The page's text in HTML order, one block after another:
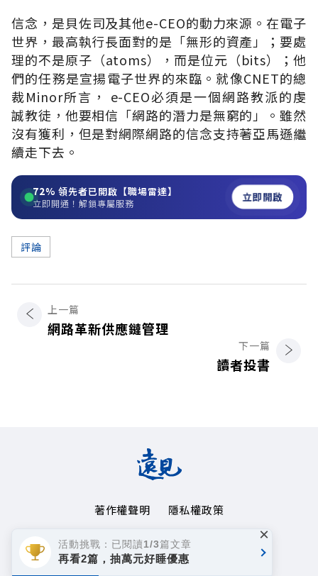
信念，是貝佐司及其他e-CEO的動力來源。在電子
世界，最高執行長面對的是「無形的資產」；要處
理的不是原子（atoms），而是位元（bits）；他
們的任務是宣揚電子世界的來臨。就像CNET的總
裁Minor所言， e-CEO必須是一個網路教派的虔
誠教徒，他要相信「網路的潛力是無窮的」。雖然
沒有獲利，但是對網際網路的信念支持著亞馬遜繼
續走下去。
72% 領先者已開啟【職場雷達】
立即開通！解鎖專屬服務 立即開啟
評論
上一篇
網路革新供應鏈管理
下一篇
讀者投書
著作權聲明
隱私權政策
Copyright© 1999~2026
遠見天下文化事業群. All rights reserved.
活動挑戰：已閱讀1/3篇文章
再看2篇，抽萬元好睡優惠
×